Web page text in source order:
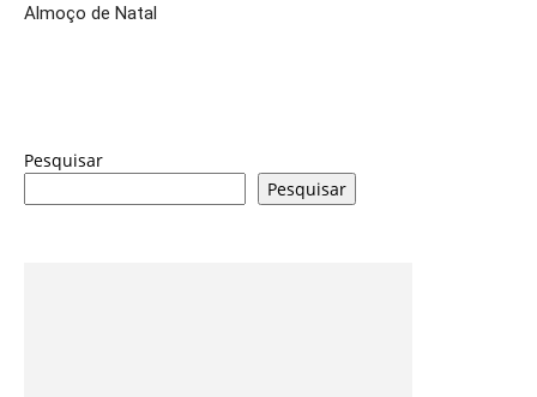
Almoço de Natal
Pesquisar
Pesquisar